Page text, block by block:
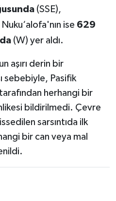
(SSE),
ise 629
(W) yer aldı.
aşırı derin bir
sebebiyle, Pasifik
herhangi bir
bildirilmedi. Çevre
sarsıntıda ilk
bir can veya mal